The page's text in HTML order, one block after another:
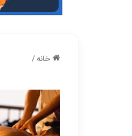
خانه/